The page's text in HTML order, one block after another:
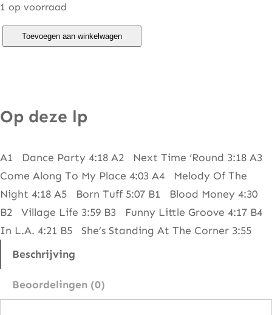
1 op voorraad
r
n
t
–
B
o
n
Toevoegen aan winkelwagen
Op deze lp
A1 Dance Party 4:18 A2 Next Time ‘Round 3:18 A3
Come Along To My Place 4:03 A4 Melody Of The
Night 4:18 A5 Born Tuff 5:07 B1 Blood Money 4:30
B2 Village Life 3:59 B3 Funny Little Groove 4:17 B4
In L.A. 4:21 B5 She’s Standing At The Corner 3:55
Beschrijving
Beoordelingen (0)